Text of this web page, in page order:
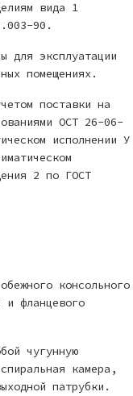
вида 1
90.
для эксплуатации
помещениях.
поставки на
ОСТ 26-06-
исполнении У
2 по ГОСТ
консольного
и фланцевого
чугунную
камера,
патрубки.